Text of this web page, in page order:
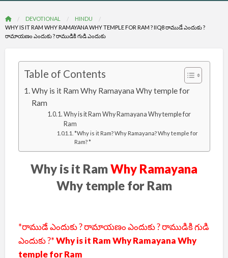
DEVOTIONAL
HINDU
WHY IS IT RAM WHY RAMAYANA WHY TEMPLE FOR RAM ? IIQ8 రాముడే ఎందుకు ?
రామాయణం ఎందుకు ? రాముడికి గుడి ఎందుకు
Table of Contents
Why is it Ram Why Ramayana Why temple for
Ram
Why is it Ram Why Ramayana Why temple for
Ram
*Why is it Ram? Why Ramayana? Why temple for
Ram? *
Why is it RamWhy Ramayana
Why temple for Ram
*రాముడే ఎందుకు ? రామాయణం ఎందుకు ? రాముడికి గుడి
ఎందుకు ?*Why is it Ram Why Ramayana Why
temple for Ram